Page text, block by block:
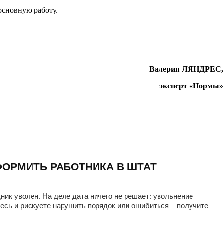
работу.
Валерия ЛЯНДРЕС,
эксперт «Нормы»
РАБОТНИКА В ШТАТ
уволен. На деле дата ничего не решает: увольнение
и рискуете нарушить порядок или ошибиться – получите